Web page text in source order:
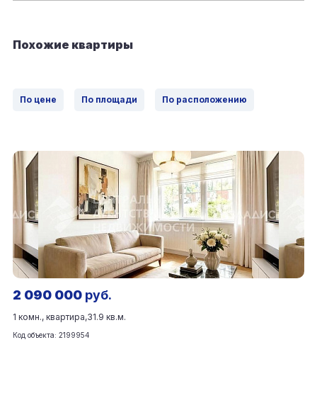
Похожие квартиры
По цене По площади По расположению
2 090 000 руб.
1 комн., квартира,31.9 кв.м.
Код объекта: 2199954